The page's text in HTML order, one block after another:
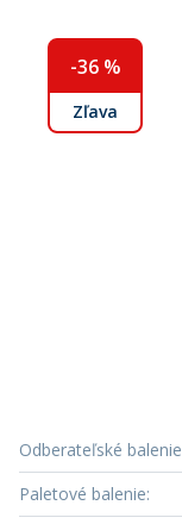
-36%
Zľava
Odberateľské balenie
Paletové balenie: